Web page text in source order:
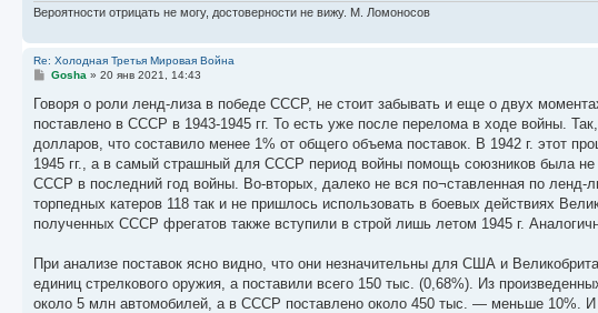
Вероятности отрицать не могу, достоверности не вижу. М. Ломоносов
Re: Холодная Третья Мировая Война
С
о
щ
е
и
е
Gosha » 20 янв 2021, 14:43
Говоря о роли ленд-лиза в победе СССР, не стоит забывать и еще о двух
поставлено в СССР в 1943-1945 гг. То есть уже после перелома в ходе войны.
долларов, что составило менее 1% от общего объема поставок. В 1942 г. этот
1945 гг., а в самый страшный для СССР период войны помощь союзников была
СССР в последний год войны. Во-вторых, далеко не вся по¬ставленная по
торпедных катеров 118 так и не пришлось использовать в боевых действиях
полученных СССР фрегатов также вступили в строй лишь летом 1945 г.
При анализе поставок ясно видно, что они незначительны для США и
единиц стрелкового оружия, а поставили всего 150 тыс. (0,68%). Из
около 5 млн автомобилей, а в СССР поставлено около 450 тыс. — меньше 10%.